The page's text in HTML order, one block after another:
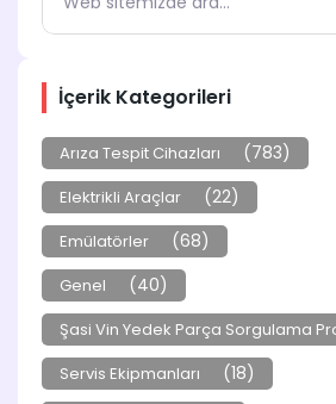
İçerik Kategorileri
Arıza Tespit Cihazları (783)
Elektrikli Araçlar (22)
Emülatörler (68)
Genel (40)
Şasi Vin Yedek Parça Sorgulama
Servis Ekipmanları (18)